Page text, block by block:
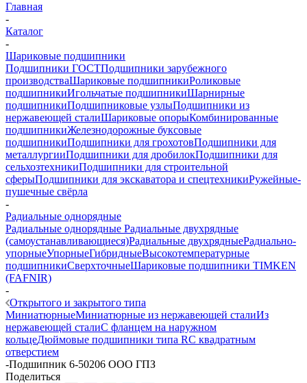
Главная
-
Каталог
-
Шариковые подшипники
Подшипники ГОСТПодшипники зарубежного
производстваШариковые подшипникиРоликовые
подшипникиИгольчатые подшипникиШарнирные
подшипникиПодшипниковые узлыПодшипники из
нержавеющей сталиШариковые опорыКомбинированные
подшипникиЖелезнодорожные буксовые
подшипникиПодшипники для грохотовПодшипники для
металлургииПодшипники для дробилокПодшипники для
сельхозтехникиПодшипники для строительной
сферыПодшипники для экскаватора и спецтехникиРужейные-
пушечные свёрла
-
Радиальные однорядные
Радиальные однорядные Радиальные двухрядные
(самоустанавливающиеся)Радиальные двухрядныеРадиально-
упорныеУпорныеГибридныеВысокотемпературные
подшипникиСверхточныеШариковые подшипники TIMKEN
(FAFNIR)
-
Открытого и закрытого типа
МиниатюрныеМиниатюрные из нержавеющей сталиИз
нержавеющей сталиС фланцем на наружном
кольцеДюймовые подшипники типа RС квадратным
отверстием
-Подшипник 6-50206 ООО ГПЗ
Поделиться